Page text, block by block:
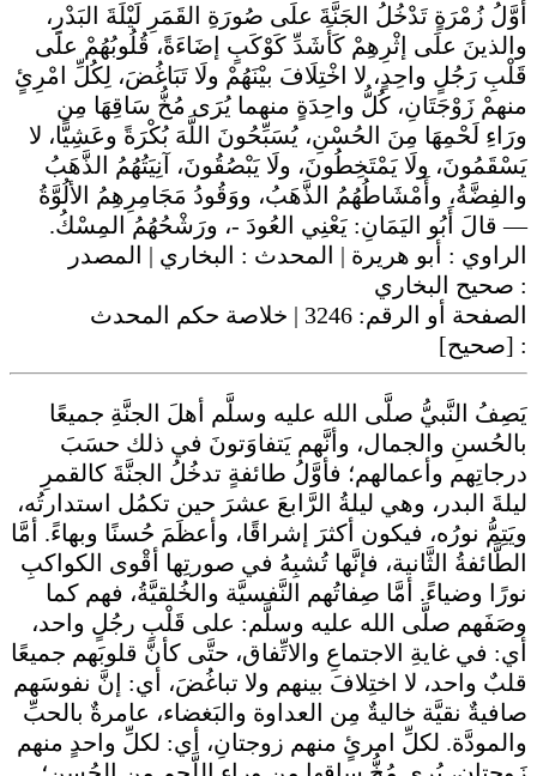
أَوَّلُ زُمْرَةٍ تَدْخُلُ الجَنَّةَ علَى صُورَةِ القَمَرِ لَيْلَةَ البَدْرِ،
والذينَ علَى إثْرِهِمْ كَأَشَدِّ كَوْكَبٍ إضَاءَةً، قُلُوبُهُمْ علَى
قَلْبِ رَجُلٍ واحِدٍ، لا اخْتِلَافَ بيْنَهُمْ ولَا تَبَاغُضَ، لِكُلِّ امْرِئٍ
منهمْ زَوْجَتَانِ، كُلُّ واحِدَةٍ منهما يُرَى مُخُّ سَاقِهَا مِن
ورَاءِ لَحْمِهَا مِنَ الحُسْنِ، يُسَبِّحُونَ اللَّهَ بُكْرَةً وعَشِيًّا، لا
يَسْقَمُونَ، ولَا يَمْتَخِطُونَ، ولَا يَبْصُقُونَ، آنِيَتُهُمُ الذَّهَبُ
والفِضَّةُ، وأَمْشَاطُهُمُ الذَّهَبُ، ووَقُودُ مَجَامِرِهِمُ الألُوَّةُ
— قالَ أَبُو اليَمَانِ: يَعْنِي العُودَ -، ورَشْحُهُمُ المِسْكُ.
الراوي : أبو هريرة | المحدث : البخاري | المصدر
: صحيح البخاري
الصفحة أو الرقم: 3246 | خلاصة حكم المحدث
: [صحيح]
يَصِفُ النَّبيُّ صلَّى الله عليه وسلَّم أهلَ الجنَّةِ جميعًا
بالحُسنِ والجمال، وأنَّهم يَتفاوَتونَ في ذلك حسَبَ
درجاتِهم وأعمالهم؛ فأوَّلُ طائفةٍ تدخُلُ الجنَّةَ كالقمرِ
ليلةَ البدر، وهي ليلةُ الرَّابعَ عشرَ حين تكمُل استدارتُه،
ويَتِمُّ نورُه، فيكون أكثرَ إشراقًا، وأعظَمَ حُسنًا وبهاءً. أمَّا
الطَّائفةُ الثَّانية، فإنَّها تُشبِهُ في صورتِها أقْوى الكواكبِ
نورًا وضياءً. أمَّا صِفاتُهم النَّفسيَّة والخُلقيَّةُ، فهم كما
وصَفَهم صلَّى الله عليه وسلَّم: على قَلْبِ رجُلٍ واحد،
أي: في غايةِ الاجتماعِ والاتِّفاق، حتَّى كأنَّ قلوبَهم جميعًا
قلبٌ واحد، لا اختِلافَ بينهم ولا تباغُضَ، أي: إنَّ نفوسَهم
صافيةٌ نقيَّة خاليةٌ مِن العداوة والبَغضاء، عامرةٌ بالحبِّ
والمودَّة. لكلِّ امرئٍ منهم زوجتانِ، أي: لكلِّ واحدٍ منهم